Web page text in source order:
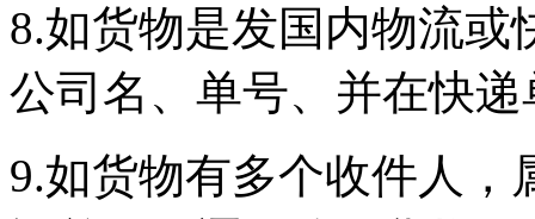
8.如货物是发国内物流
公司名、单号、并在快
9.如货物有多个收件人